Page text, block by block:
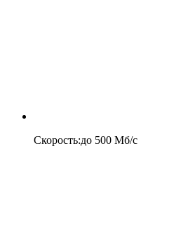
Скорость:до 500 Мб/c